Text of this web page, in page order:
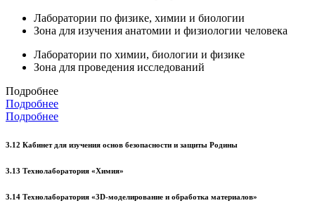
Лаборатории по физике, химии и биологии
Зона для изучения анатомии и физиологии человека
Лаборатории по химии, биологии и физике
Зона для проведения исследований
Подробнее
Подробнее
Подробнее
3.12 Кабинет для изучения основ безопасности и защиты Родины
3.13 Технолаборатория «Химия»
3.14 Технолаборатория «3D-моделирование и обработка материалов»